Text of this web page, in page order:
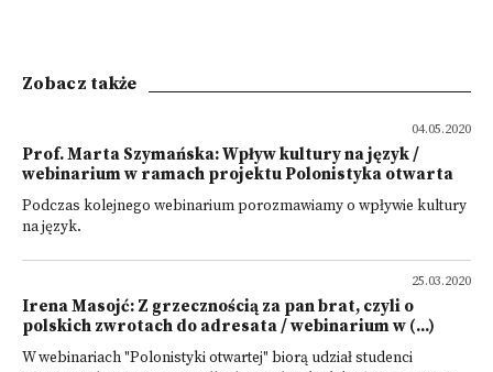
Zobacz także
04.05.2020
Prof. Marta Szymańska: Wpływ kultury na język /
webinarium w ramach projektu Polonistyka otwarta
Podczas kolejnego webinarium porozmawiamy o wpływie kultury
na język.
25.03.2020
Irena Masojć: Z grzecznością za pan brat, czyli o
polskich zwrotach do adresata / webinarium w (...)
W webinariach "Polonistyki otwartej" biorą udział studenci